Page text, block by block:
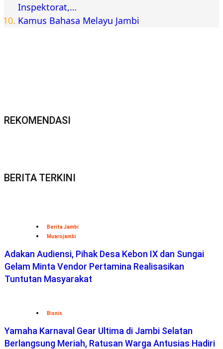
Inspektorat,…
Kamus Bahasa Melayu Jambi
REKOMENDASI
BERITA TERKINI
Berita Jambi
Muarojambi
Adakan Audiensi, Pihak Desa Kebon IX dan Sungai
Gelam Minta Vendor Pertamina Realisasikan
Tuntutan Masyarakat
Bisnis
Yamaha Karnaval Gear Ultima di Jambi Selatan
Berlangsung Meriah, Ratusan Warga Antusias Hadiri